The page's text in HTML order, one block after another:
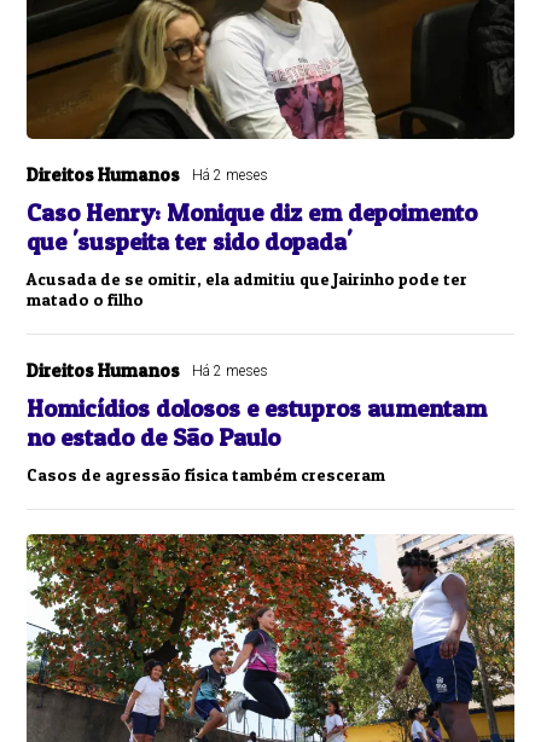
Direitos Humanos Há 2 meses
Caso Henry: Monique diz em depoimento
que 'suspeita ter sido dopada'
Acusada de se omitir, ela admitiu que Jairinho pode ter
matado o filho
Direitos Humanos Há 2 meses
Homicídios dolosos e estupros aumentam
no estado de São Paulo
Casos de agressão física também cresceram